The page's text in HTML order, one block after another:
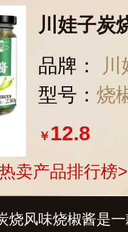
川娃子炭
品牌：
川
型号： 烧
￥ 12.8
卖产品排行榜>
烧风味烧椒酱是